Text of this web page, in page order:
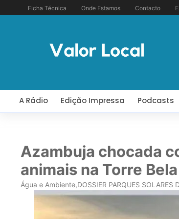
Ficha Técnica Onde Estamos Contacto
A Rádio Edição Impressa Podcasts
Azambuja chocada
animais na Torre Bela
Água e Ambiente,DOSSIER PARQUES SOLARES